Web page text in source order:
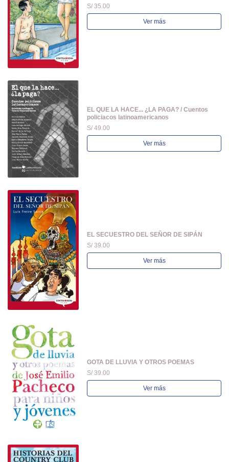
S/ 35.00
Ver más
EL QUE LA HACE... ¿LA PAGA? / Cuentos
policiacos latinoamericanos
S/ 49.00
Ver más
EL SECUESTRO DEL SEÑOR DE SIPÁN
S/ 39.00
Ver más
GOTA DE LLUVIA Y OTROS POEMAS
S/ 39.00
Ver más